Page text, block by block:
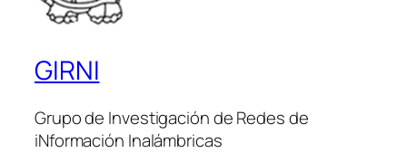
GIRNI
Grupo de Investigación de Redes de
iNformación Inalámbricas